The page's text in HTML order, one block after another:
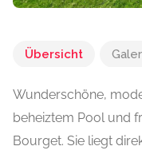
Übersicht
Wunderschöne,
beheiztem Pool und
Bourget. Sie liegt